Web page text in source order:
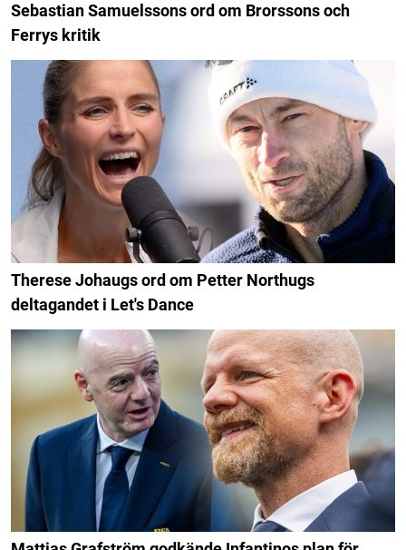
Sebastian Samuelssons ord om Brorssons och
Ferrys kritik
Therese Johaugs ord om Petter Northugs
deltagandet i Let's Dance